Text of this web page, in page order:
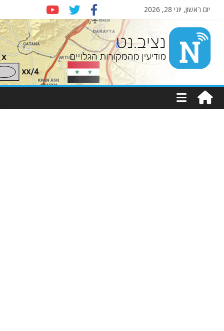
יום ראשון, יוני 28, 2026
Nziv.net
מודיעין
מהמקורות